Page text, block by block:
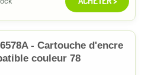
- Cartouche d'encre
couleur 78